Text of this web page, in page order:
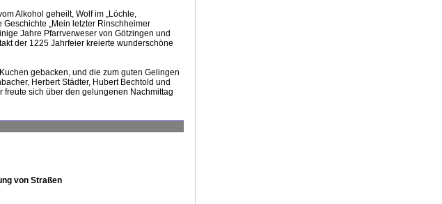
Alkohol geheilt, Wolf im „Löchle,
Geschichte „Mein letzter Rinschheimer
Jahre Pfarrverweser von Götzingen und
der 1225 Jahrfeier kreierte wunderschöne
gebacken, und die zum guten Gelingen
Herbert Städter, Hubert Bechtold und
freute sich über den gelungenen Nachmittag
von Straßen